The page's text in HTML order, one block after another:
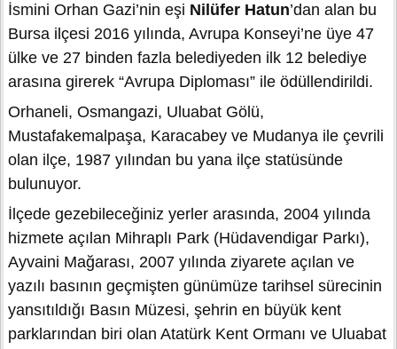
İsmini Orhan Gazi’nin eşi Nilüfer Hatun’dan alan bu
Bursa ilçesi 2016 yılında, Avrupa Konseyi’ne üye 47
ülke ve 27 binden fazla belediyeden ilk 12 belediye
arasına girerek “Avrupa Diploması” ile ödüllendirildi.
Orhaneli, Osmangazi, Uluabat Gölü,
Mustafakemalpaşa, Karacabey ve Mudanya ile çevrili
olan ilçe, 1987 yılından bu yana ilçe statüsünde
bulunuyor.
İlçede gezebileceğiniz yerler arasında, 2004 yılında
hizmete açılan Mihraplı Park (Hüdavendigar Parkı),
Ayvaini Mağarası, 2007 yılında ziyarete açılan ve
yazılı basının geçmişten günümüze tarihsel sürecinin
yansıtıldığı Basın Müzesi, şehrin en büyük kent
parklarından biri olan Atatürk Kent Ormanı ve Uluabat